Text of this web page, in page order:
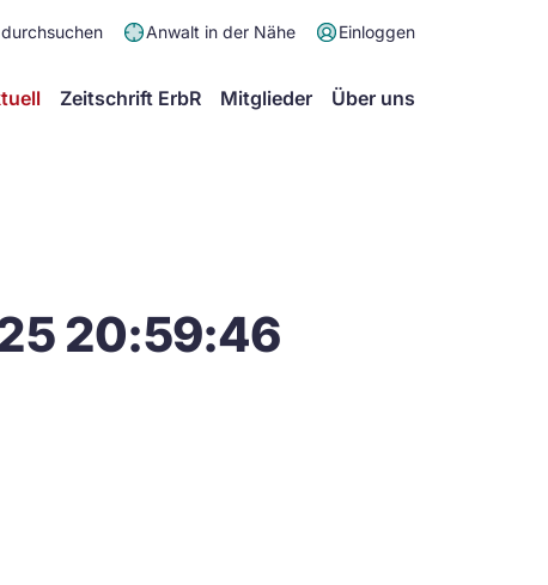
Anwalt in der Nähe Einloggen
Zeitschrift ErbR Mitglieder Über uns
20:59:46